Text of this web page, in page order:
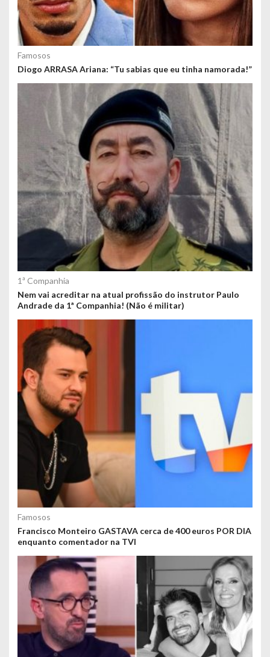
Famosos
Diogo ARRASA Ariana: “Tu sabias que eu tinha namorada!”
1ª Companhia
Nem vai acreditar na atual profissão do instrutor Paulo
Andrade da 1ª Companhia! (Não é militar)
Famosos
Francisco Monteiro GASTAVA cerca de 400 euros POR DIA
enquanto comentador na TVI